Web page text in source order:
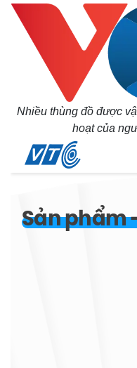
Vụ án
Tin nóng
Nhiều thùng đồ được
hoạt của